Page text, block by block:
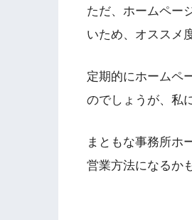
ただ、ホームペー
いため、オススメ
定期的にホームペ
のでしょうが、私
まともな事務所ホ
営業方法になるか